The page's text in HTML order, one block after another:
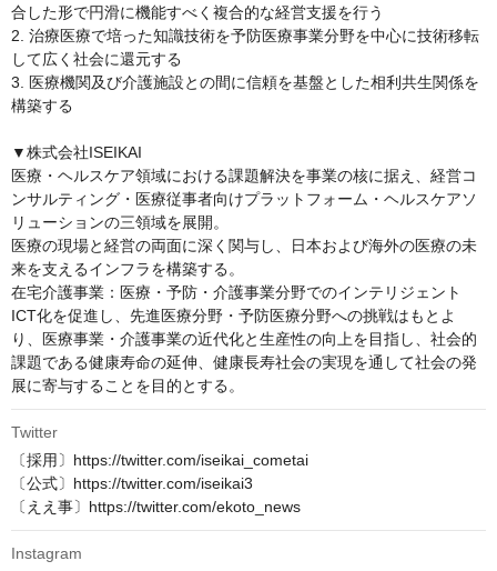
合した形で円滑に機能すべく複合的な経営支援を行う
2. 治療医療で培った知識技術を予防医療事業分野を中心に技術移転
して広く社会に還元する
3. 医療機関及び介護施設との間に信頼を基盤とした相利共生関係を
構築する
▼株式会社ISEIKAI
医療・ヘルスケア領域における課題解決を事業の核に据え、経営コ
ンサルティング・医療従事者向けプラットフォーム・ヘルスケアソ
リューションの三領域を展開。
医療の現場と経営の両面に深く関与し、日本および海外の医療の未
来を支えるインフラを構築する。
在宅介護事業：医療・予防・介護事業分野でのインテリジェント
ICT化を促進し、先進医療分野・予防医療分野への挑戦はもとよ
り、医療事業・介護事業の近代化と生産性の向上を目指し、社会的
課題である健康寿命の延伸、健康長寿社会の実現を通して社会の発
展に寄与することを目的とする。
Twitter
〔採用〕https://twitter.com/iseikai_cometai
〔公式〕https://twitter.com/iseikai3
〔ええ事〕https://twitter.com/ekoto_news
Instagram